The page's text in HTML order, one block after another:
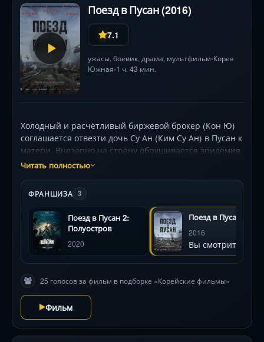
Поезд в Пусан (2016)
7.1
ужасы, боевик, драма, мультфильм•Корея
Южная•1 ч. 43 мин.
Холодный и расчётливый биржевой брокер (Кон Ю)
соглашается отвезти дочь Су Ан (Ким Су Ан) в Пусан к
матери. Внезапно на страну обрушивается эпидемия
загадочного вируса, превращающего людей в
выживших, включая беременную женщину (Чон Ю
Ми) и её мужа-силача (Ма Дон Сок), оказывается в
ловушке несущегося экспресса. Сквозь туннели хаоса
и предательства герои прорываются к последнему
оплоту безопасности, где их ждёт испытание
человечностью. Визуальная мощь и неостановимый
ритм держат в напряжении до финального кадра.
Читать полностью
ФРАНШИЗА 3
Поезд в Пусан 2:
Полуостров
2020
Поезд в Пусан
2016
Вы смотрите
25 голосов за фильм в подборке «Корейские фильмы»
Фильм